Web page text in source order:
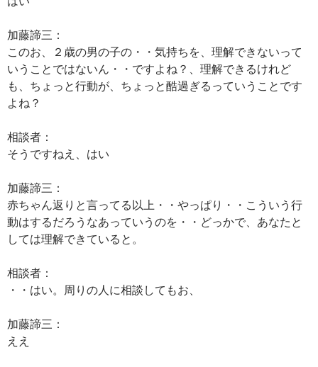
加藤諦三：
このお、２歳の男の子の・・気持ちを、理解できないって
いうことではないん・・ですよね？、理解できるけれど
も、ちょっと行動が、ちょっと酷過ぎるっていうことです
よね？
相談者：
そうですねえ、はい
加藤諦三：
赤ちゃん返りと言ってる以上・・やっぱり・・こういう行
動はするだろうなあっていうのを・・どっかで、あなたと
しては理解できていると。
相談者：
・・はい。周りの人に相談してもお、
加藤諦三：
ええ